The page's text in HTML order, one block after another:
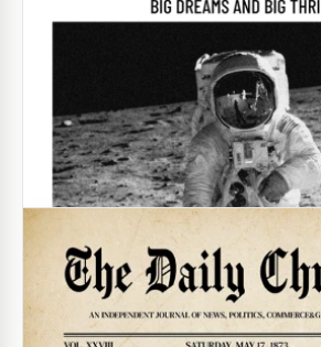
Journal scolaire amusant
Créez des publications et journaux
élégants avec le modèle de journal
plus d'une mise en page prête à
design prédéfini.
Google Docs